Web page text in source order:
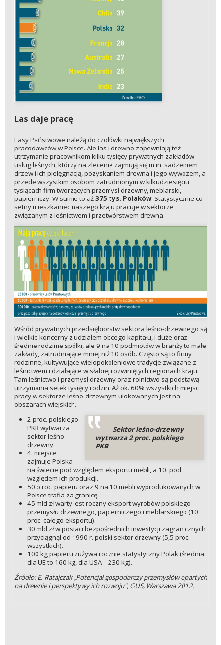
Las daje pracę
Lasy Państwowe należą do czołówki największych
pracodawców w Polsce. Ale las i drewno zapewniają też
utrzymanie pracownikom kilku tysięcy prywatnych zakładów
usług leśnych, którzy na zlecenie zajmują się m.in. sadzeniem
drzew i ich pielęgnacją, pozyskaniem drewna i jego wywozem, a
przede wszystkim osobom zatrudnionym w kilkudziesięciu
tysiącach firm tworzących przemysł drzewny, meblarski,
papierniczy. W sumie to aż375 tys. Polaków. Statystycznie co
setny mieszkaniec naszego kraju pracuje w sektorze
związanym z leśnictwem i przetwórstwem drewna.
Wśród prywatnych przedsiębiorstw sektora leśno-drzewnego są
i wielkie koncerny z udziałem obcego kapitału, i duże oraz
średnie rodzime spółki, ale 9 na 10 podmiotów w branży to małe
zakłady, zatrudniające mniej niż 10 osób. Często są to firmy
rodzinne, kultywujące wielopokoleniowe tradycje związane z
leśnictwem i działające w słabiej rozwiniętych regionach kraju.
Tam leśnictwo i przemysł drzewny oraz rolnictwo są podstawą
utrzymania setek tysięcy rodzin. Aż ok. 60% wszystkich miejsc
pracy w sektorze leśno-drzewnym ulokowanych jest na
obszarach wiejskich.
Sektor leśno-drzewny
wytwarza 2 proc. polskiego
PKB
2 proc. polskiego
PKB wytwarza
sektor leśno-
drzewny.
4. miejsce
zajmuje Polska
na świecie pod względem eksportu mebli, a 10. pod
względem ich produkcji.
50 p roc. papieru oraz 9 na 10 mebli wyprodukowanych w
Polsce trafia za granicę.
45 mld zł warty jest roczny eksport wyrobów polskiego
przemysłu drzewnego, papierniczego i meblarskiego (10
proc. całego eksportu).
30 mld zł w postaci bezpośrednich inwestycji zagranicznych
przyciągnął od 1990 r. polski sektor drzewny (5,5 proc.
wszystkich).
100 kg papieru zużywa rocznie statystyczny Polak (średnia
dla UE to 160 kg, dla USA – 230 kg).
Źródło: E. Ratajczak „Potencjał gospodarczy przemysłów opartych
na drewnie i perspektywy ich rozwoju", GUS, Warszawa 2012.